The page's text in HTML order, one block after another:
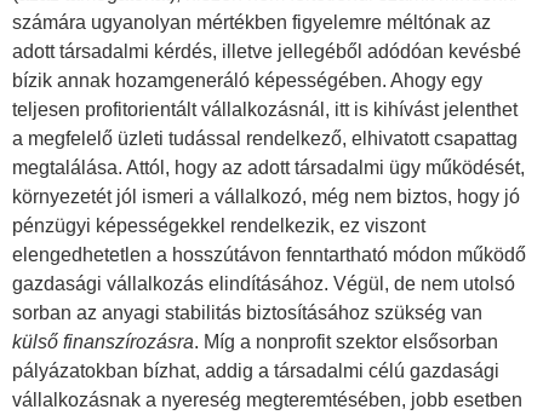
számára ugyanolyan mértékben figyelemre méltónak az
adott társadalmi kérdés, illetve jellegéből adódóan kevésbé
bízik annak hozamgeneráló képességében. Ahogy egy
teljesen profitorientált vállalkozásnál, itt is kihívást jelenthet
a megfelelő üzleti tudással rendelkező, elhivatott csapattag
megtalálása. Attól, hogy az adott társadalmi ügy működését,
környezetét jól ismeri a vállalkozó, még nem biztos, hogy jó
pénzügyi képességekkel rendelkezik, ez viszont
elengedhetetlen a hosszútávon fenntartható módon működő
gazdasági vállalkozás elindításához. Végül, de nem utolsó
sorban az anyagi stabilitás biztosításához szükség van
külső finanszírozásra. Míg a nonprofit szektor elsősorban
pályázatokban bízhat, addig a társadalmi célú gazdasági
vállalkozásnak a nyereség megteremtésében, jobb esetben